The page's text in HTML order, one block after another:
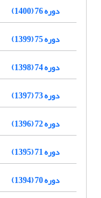
دوره 76 (1400)
دوره 75 (1399)
دوره 74 (1398)
دوره 73 (1397)
دوره 72 (1396)
دوره 71 (1395)
دوره 70 (1394)